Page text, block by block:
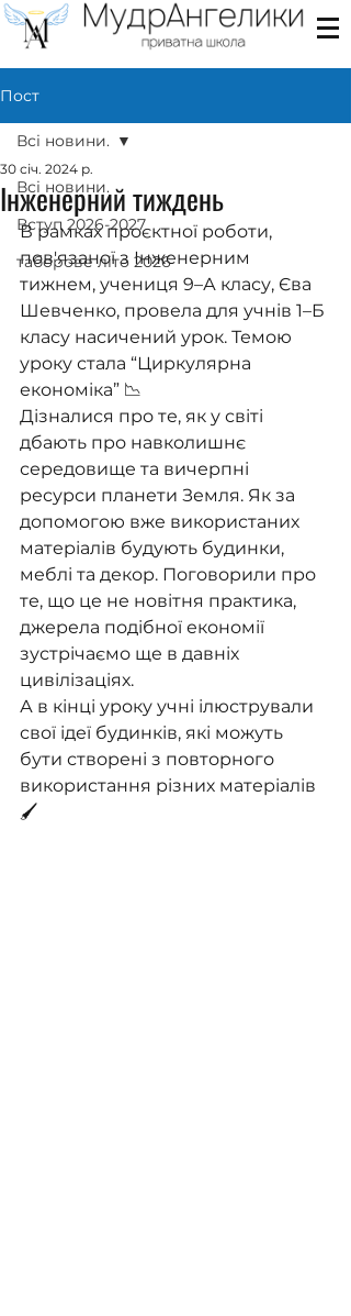
Пост
Всі новини.
Вступ 2026-2027
таборове літо 2026
Всі новини.
Інженерний тиждень
30 січ. 2024 р.
В рамках проєктної роботи,
пов'язаної з Інженерним
тижнем, учениця 9–А класу, Єва
Шевченко, провела для учнів 1–Б
класу насичений урок. Темою
уроку стала “Циркулярна
економіка” 📉
Дізналися про те, як у світі
дбають про навколишнє
середовище та вичерпні
ресурси планети Земля. Як за
допомогою вже використаних
матеріалів будують будинки,
меблі та декор. Поговорили про
те, що це не новітня практика,
джерела подібної економії
зустрічаємо ще в давніх
цивілізаціях.
А в кінці уроку учні ілюстрували
свої ідеї будинків, які можуть
бути створені з повторного
використання різних матеріалів
🖌️